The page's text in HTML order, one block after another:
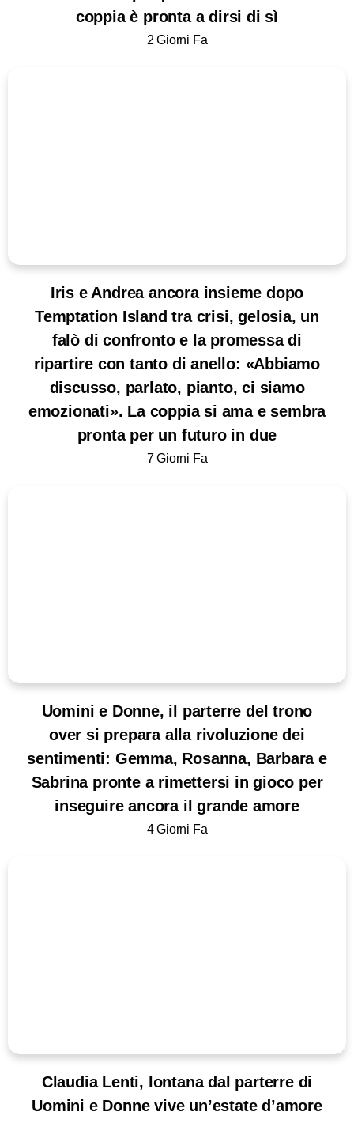
coppia è pronta a dirsi di sì
2 Giorni Fa
Iris e Andrea ancora insieme dopo
Temptation Island tra crisi, gelosia, un
falò di confronto e la promessa di
ripartire con tanto di anello: «Abbiamo
discusso, parlato, pianto, ci siamo
emozionati». La coppia si ama e sembra
pronta per un futuro in due
7 Giorni Fa
Uomini e Donne, il parterre del trono
over si prepara alla rivoluzione dei
sentimenti: Gemma, Rosanna, Barbara e
Sabrina pronte a rimettersi in gioco per
inseguire ancora il grande amore
4 Giorni Fa
Claudia Lenti, lontana dal parterre di
Uomini e Donne vive un’estate d’amore